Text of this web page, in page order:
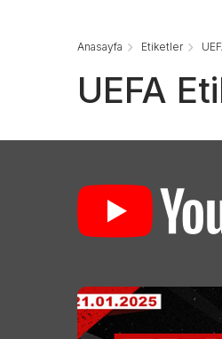
Anasayfa Etiketler
UEFA